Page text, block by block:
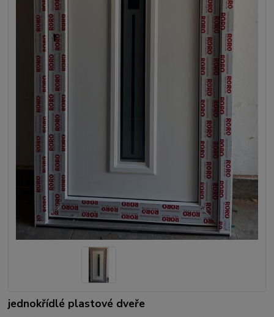
jednokřídlé plastové dveře